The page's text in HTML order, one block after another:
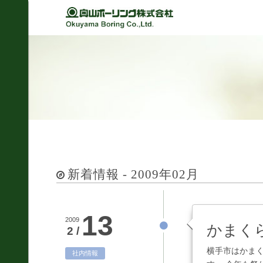
会社概要
さく井工事
調査設計
道路河川/構造物設計
新着情報 - 2009年02月
2009
2 / 13
社内情報
かまく
横手市はかま